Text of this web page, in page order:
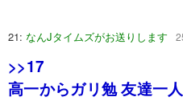
21: なんJタイムズがお送りします
>>17
高一からガリ勉 友達一